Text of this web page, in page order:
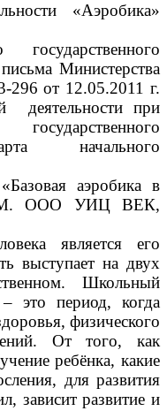
«Аэробика»
Министерства
от 12.05.2011 г.
деятельности при
начального
аэробика в
М. ООО УИЦ ВЕК,
является его
выступает на двух
Школьный
это период, когда
физического
От того, как
ребёнка, какие
для развития
зависит развитие и